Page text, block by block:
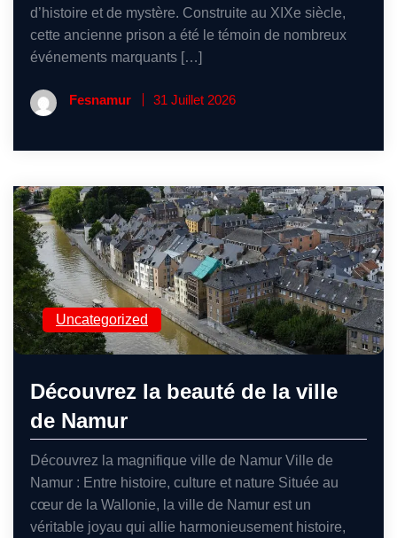
d’histoire et de mystère. Construite au XIXe siècle,
cette ancienne prison a été le témoin de nombreux
événements marquants […]
Fesnamur 31 Juillet 2026
Uncategorized
Découvrez la beauté de la ville
de Namur
Découvrez la magnifique ville de Namur Ville de
Namur : Entre histoire, culture et nature Située au
cœur de la Wallonie, la ville de Namur est un
véritable joyau qui allie harmonieusement histoire,